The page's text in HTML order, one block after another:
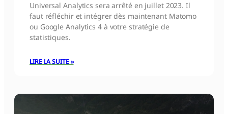
Universal Analytics sera arrêté en juillet 2023. Il
faut réfléchir et intégrer dès maintenant Matomo
ou Google Analytics 4 à votre stratégie de
statistiques.
LIRE LA SUITE »